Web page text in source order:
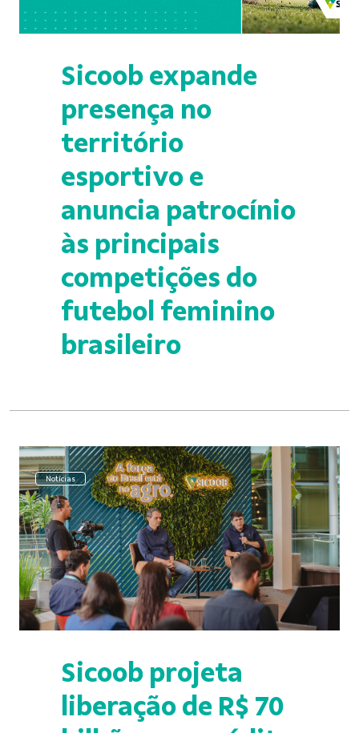
Sicoob expande
presença no
território
esportivo e
anuncia patrocínio
às principais
competições do
futebol feminino
brasileiro
Notícias
Sicoob projeta
liberação de R$ 70